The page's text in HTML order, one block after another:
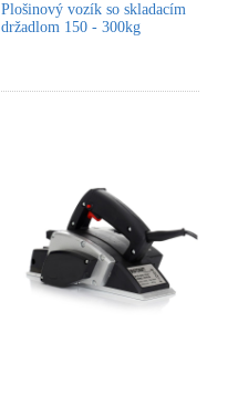
Plošinový vozík so skladacím
držadlom 150 - 300kg